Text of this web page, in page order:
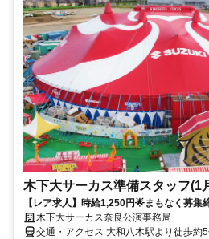
木下大サーカス準備スタッフ(1
【レア求人】時給1,250円🌟まもなく募集
木下大サーカス奈良公演事務局
交通・アクセス 大和八木駅より徒歩約